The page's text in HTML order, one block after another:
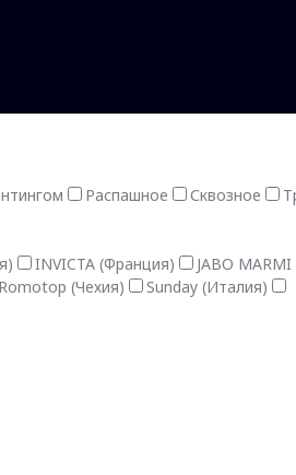
Распашное Сквозное
INVICTA (Франция)
JABO
Romotop (Чехия)
Sunday (Италия)